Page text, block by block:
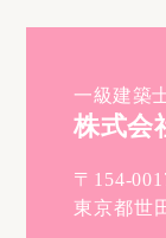
一級建築
株式会
〒154-
東京都世